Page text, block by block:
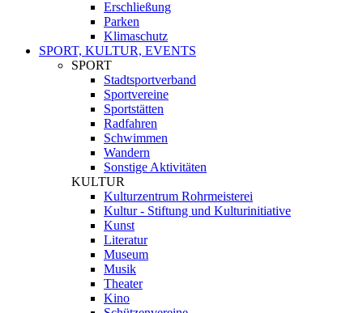
Erschließung
Parken
Klimaschutz
SPORT, KULTUR, EVENTS
SPORT
Stadtsportverband
Sportvereine
Sportstätten
Radfahren
Schwimmen
Wandern
Sonstige Aktivitäten
KULTUR
Kulturzentrum Rohrmeisterei
Kultur - Stiftung und Kulturinitiative
Kunst
Literatur
Museum
Musik
Theater
Kino